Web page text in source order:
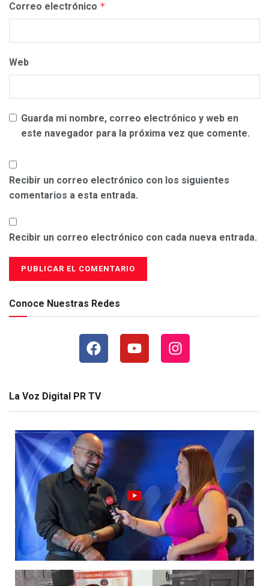
Correo electrónico *
Web
Guarda mi nombre, correo electrónico y web en
este navegador para la próxima vez que comente.
Recibir un correo electrónico con los siguientes
comentarios a esta entrada.
Recibir un correo electrónico con cada nueva entrada.
Conoce Nuestras Redes
La Voz Digital PR TV